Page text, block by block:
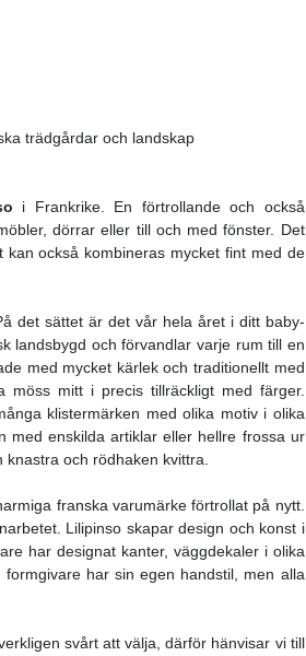
trädgårdar och landskap
i Frankrike. En förtrollande och också
dörrar eller till och med fönster. Det
också kombineras mycket fint med de
det sättet är det vår hela året i ditt baby-
landsbygd och förvandlar varje rum till en
med mycket kärlek och traditionellt med
möss mitt i precis tillräckligt med färger.
klistermärken med olika motiv i olika
med enskilda artiklar eller hellre frossa ur
och rödhaken kvittra.
franska varumärke förtrollat på nytt.
Lilipinso skapar design och konst i
har designat kanter, väggdekaler i olika
har sin egen handstil, men alla
svårt att välja, därför hänvisar vi till